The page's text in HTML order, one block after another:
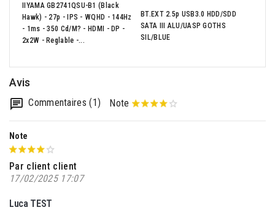
IIYAMA GB2741QSU-B1 (Black
Hawk) - 27p - IPS - WQHD - 144Hz
- 1ms - 350 Cd/m? - HDMI - DP -
2x2W - Reglable -...
BT.EXT 2.5p USB3.0 HDD/SDD
SATA III ALU/UASP GOTHS
SIL/BLUE
Avis
Commentaires (1) Note
Note
Par client client
17/02/2025 17:07
Luca TEST